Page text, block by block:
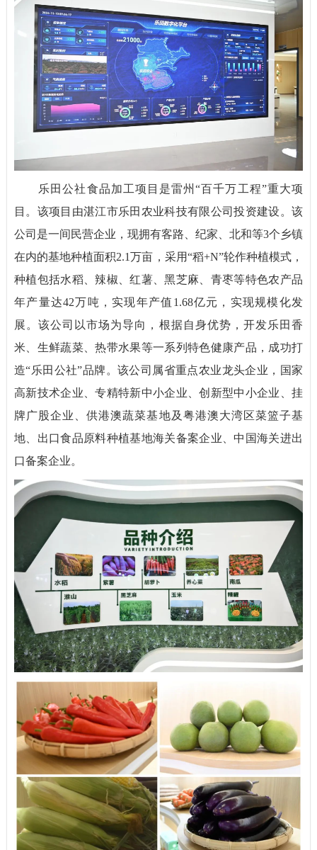
乐田公社食品加工项目是雷州“百千万工程”重大项
目。该项目由湛江市乐田农业科技有限公司投资建设。该
公司是一间民营企业，现拥有客路、纪家、北和等3个乡镇
在内的基地种植面积2.1万亩，采用“稻+N”轮作种植模式，
种植包括水稻、辣椒、红薯、黑芝麻、青枣等特色农产品
年产量达42万吨，实现年产值1.68亿元，实现规模化发
展。该公司以市场为导向，根据自身优势，开发乐田香
米、生鲜蔬菜、热带水果等一系列特色健康产品，成功打
造“乐田公社”品牌。该公司属省重点农业龙头企业，国家
高新技术企业、专精特新中小企业、创新型中小企业、挂
牌广股企业、供港澳蔬菜基地及粤港澳大湾区菜篮子基
地、出口食品原料种植基地海关备案企业、中国海关进出
口备案企业。